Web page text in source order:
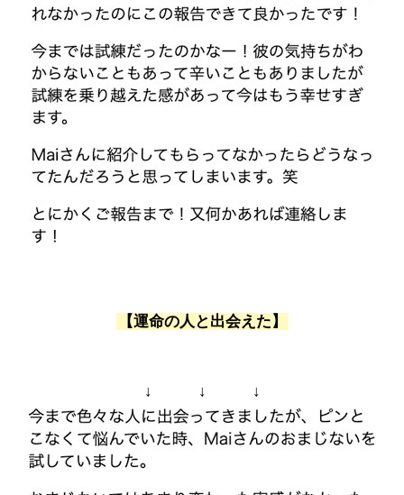
【運命の人と出会えた】
↓ ↓ ↓